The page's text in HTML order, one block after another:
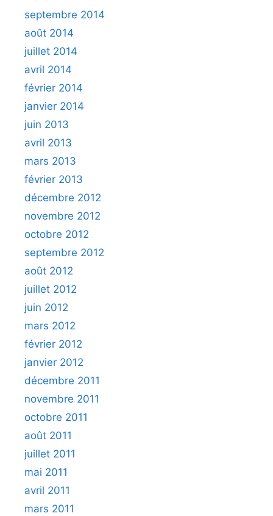
septembre 2014
août 2014
juillet 2014
avril 2014
février 2014
janvier 2014
juin 2013
avril 2013
mars 2013
février 2013
décembre 2012
novembre 2012
octobre 2012
septembre 2012
août 2012
juillet 2012
juin 2012
mars 2012
février 2012
janvier 2012
décembre 2011
novembre 2011
octobre 2011
août 2011
juillet 2011
mai 2011
avril 2011
mars 2011